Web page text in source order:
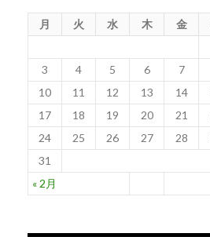
月 火 水 木 金
« 2月
3
4 5 6 7
10
11 12 13 14
17
18 19 20 21
24
25 26 27 28
31